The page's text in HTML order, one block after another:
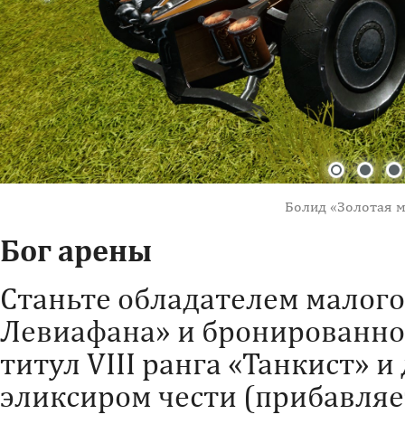
Болид «Золотая
Бог арены
Станьте обладателем
Левиафана» и
титул VIII ранга «Танкист»
эликсиром чести